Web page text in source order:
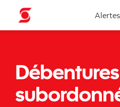
Alertes
Liens
Débentures